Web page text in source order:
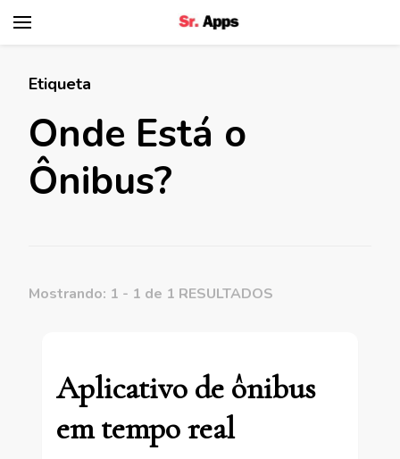
Etiqueta
Onde Está o
Ônibus?
Mostrando: 1 - 1 de 1 RESULTADOS
Aplicativo de ônibus
em tempo real